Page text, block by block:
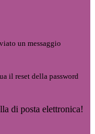
un messaggio
il reset della password
di posta elettronica!